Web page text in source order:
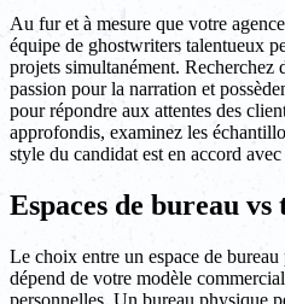
Au fur et à mesure que votre
équipe de ghostwriters talentueux
projets simultanément. Recherchez
passion pour la narration et
pour répondre aux attentes des
approfondis, examinez les
style du candidat est en accord
Espaces de bureau
Le choix entre un espace de
dépend de votre modèle